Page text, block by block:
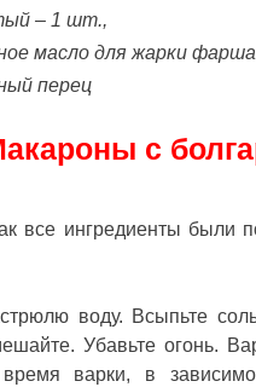
– 1 шт.,
масло для жарки
перец
с
все ингредиенты были
воду. Всыпьте
Убавьте огонь.
варки, в